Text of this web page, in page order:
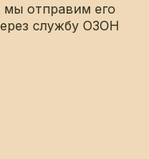
мы отправим его
службу ОЗОН